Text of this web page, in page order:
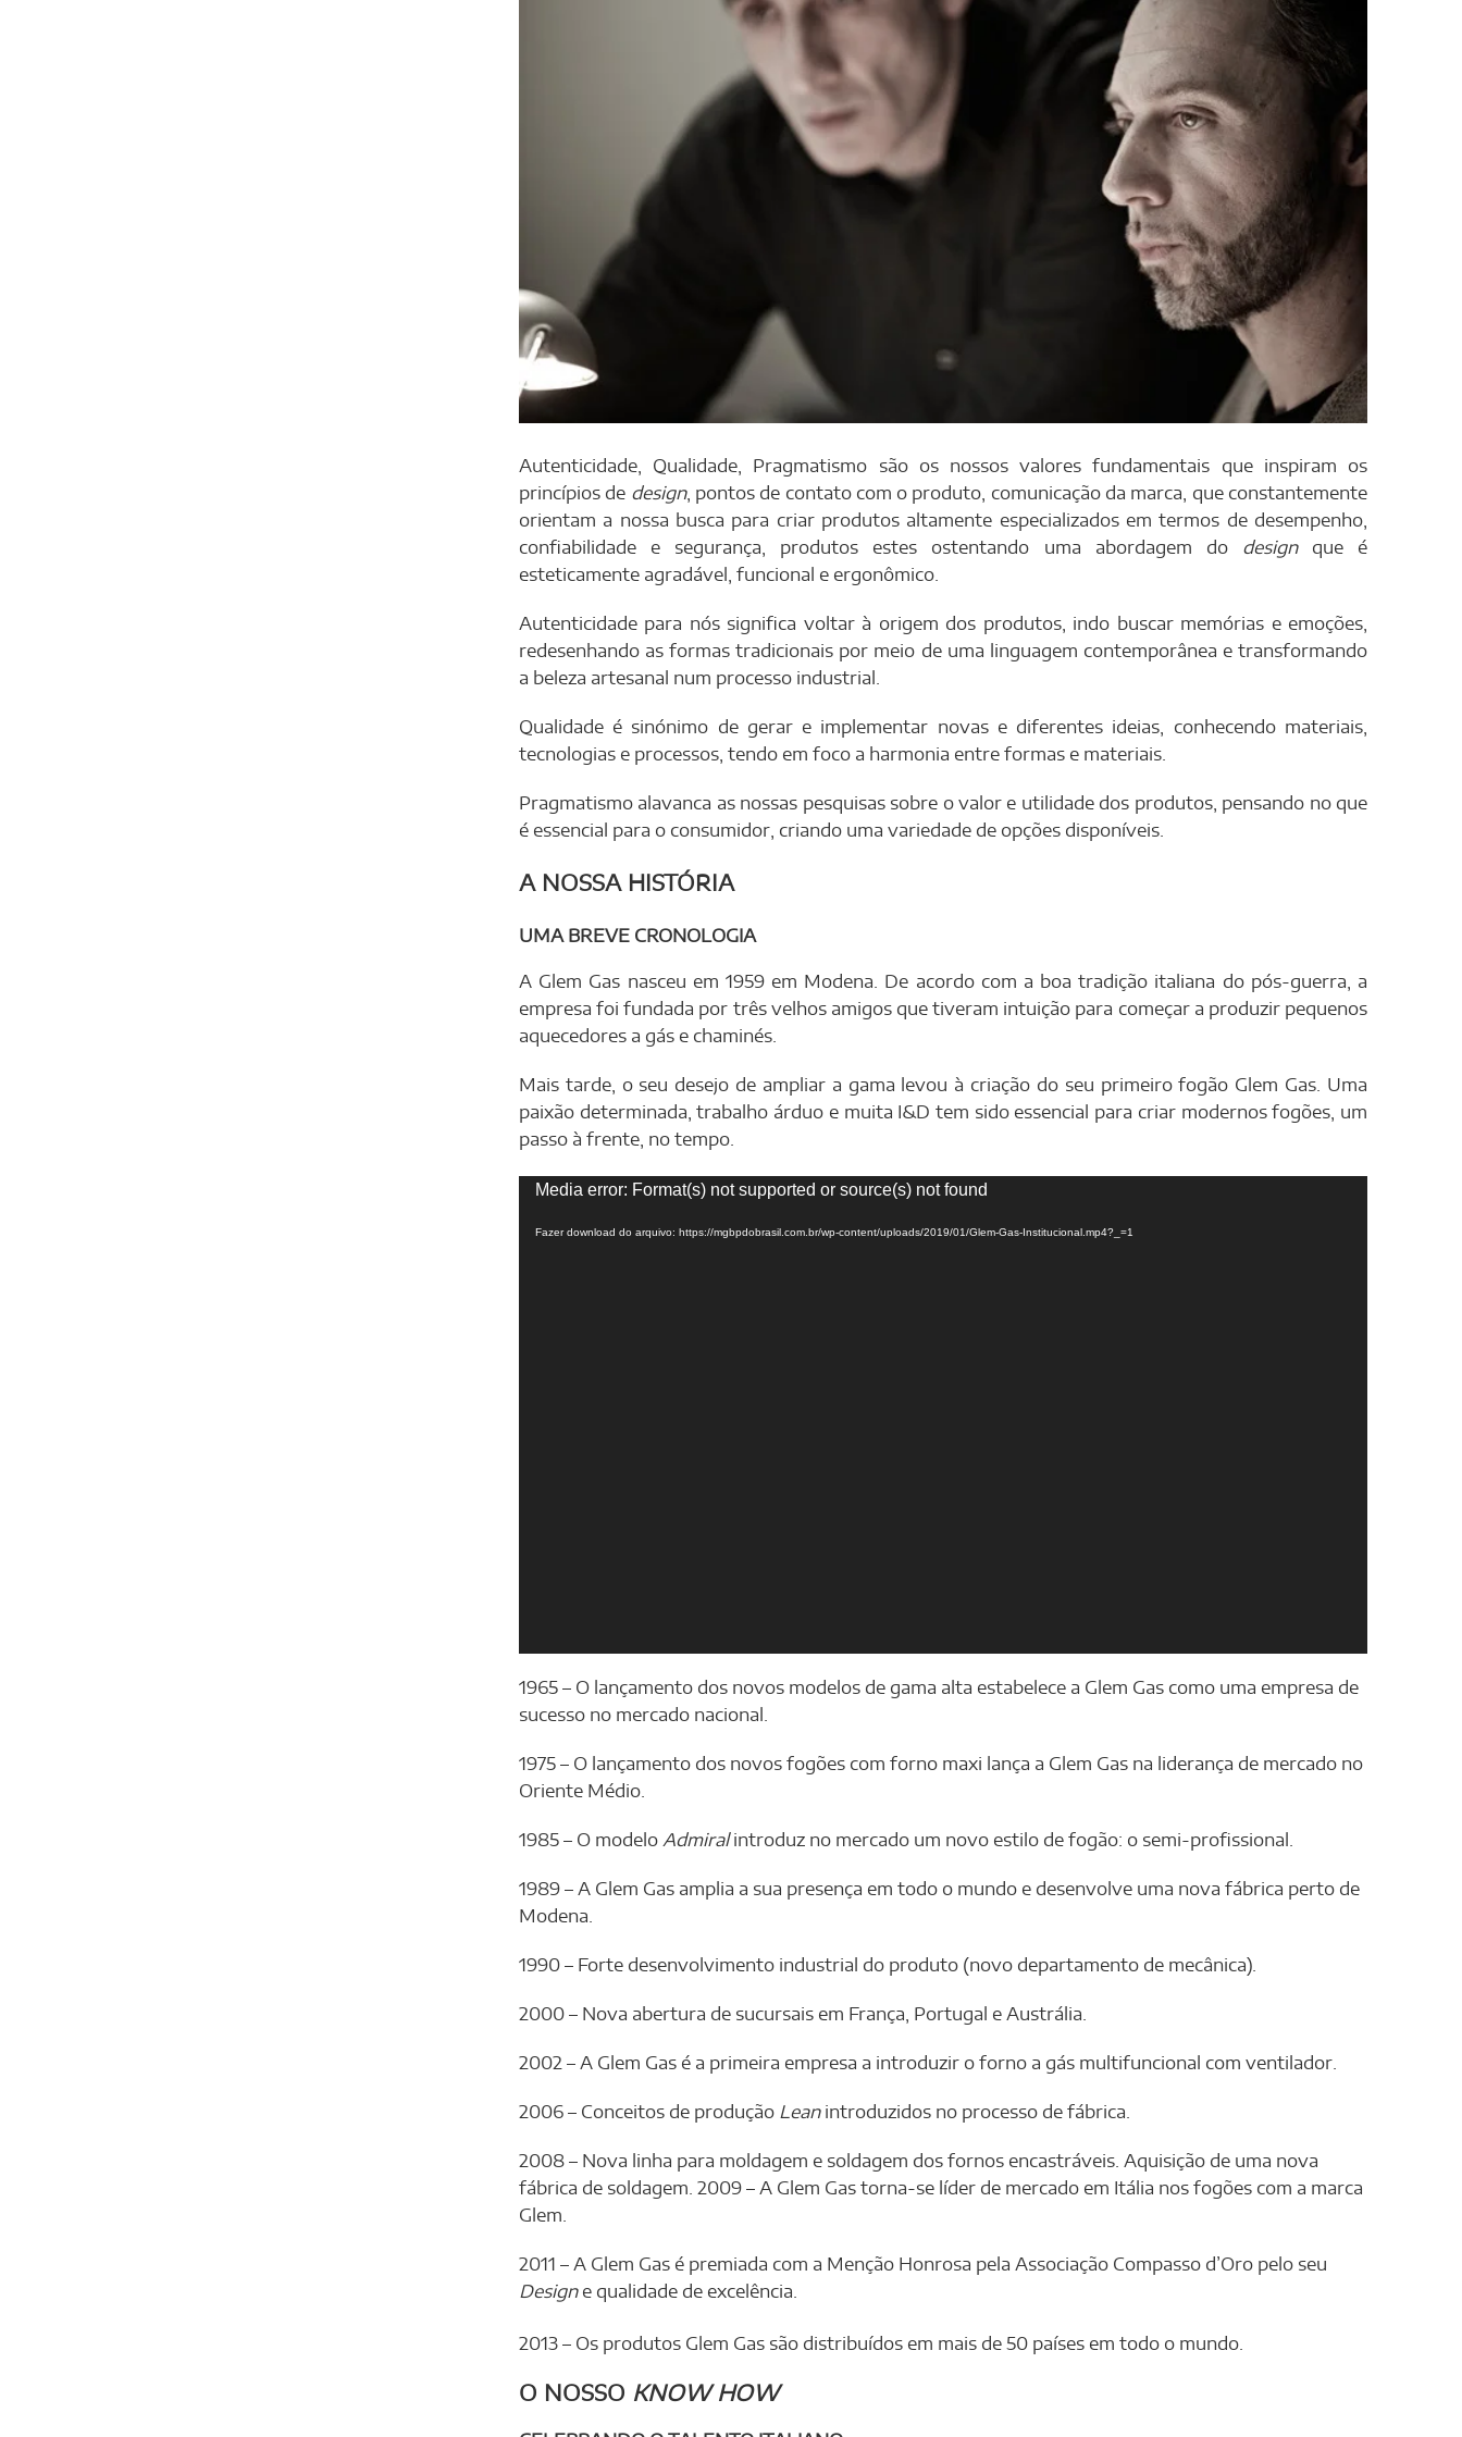
Autenticidade, Qualidade, Pragmatismo são os nossos valores fundamentais que inspiram os
princípios de design, pontos de contato com o produto, comunicação da marca, que constantemente
orientam a nossa busca para criar produtos altamente especializados em termos de desempenho,
confiabilidade e segurança, produtos estes ostentando uma abordagem do designque é
esteticamente agradável, funcional e ergonômico.
Autenticidade para nós significa voltar à origem dos produtos, indo buscar memórias e emoções,
redesenhando as formas tradicionais por meio de uma linguagem contemporânea e transformando
a beleza artesanal num processo industrial.
Qualidade é sinónimo de gerar e implementar novas e diferentes ideias, conhecendo materiais,
tecnologias e processos, tendo em foco a harmonia entre formas e materiais.
Pragmatismo alavanca as nossas pesquisas sobre o valor e utilidade dos produtos, pensando no que
é essencial para o consumidor, criando uma variedade de opções disponíveis.
A NOSSA HISTÓRIA
UMA BREVE CRONOLOGIA
A Glem Gas nasceu em 1959 em Modena. De acordo com a boa tradição italiana do pós-guerra, a
empresa foi fundada por três velhos amigos que tiveram intuição para começar a produzir pequenos
aquecedores a gás e chaminés.
Mais tarde, o seu desejo de ampliar a gama levou à criação do seu primeiro fogão Glem Gas. Uma
paixão determinada, trabalho árduo e muita I&D tem sido essencial para criar modernos fogões, um
passo à frente, no tempo.
Tocador
de
Media error: Format(s) not supported or source(s) not found
Fazer download do arquivo: https://mgbpdobrasil.com.br/wp-content/uploads/2019/01/Glem-Gas-Institucional.mp4?_=1
1965 – O lançamento dos novos modelos de gama alta estabelece a Glem Gas como uma empresa de
sucesso no mercado nacional.
1975 – O lançamento dos novos fogões com forno maxi lança a Glem Gas na liderança de mercado no
Oriente Médio.
1985 – O modelo Admiralintroduz no mercado um novo estilo de fogão: o semi-profissional.
1989 – A Glem Gas amplia a sua presença em todo o mundo e desenvolve uma nova fábrica perto de
Modena.
1990 – Forte desenvolvimento industrial do produto (novo departamento de mecânica).
2000 – Nova abertura de sucursais em França, Portugal e Austrália.
2002 – A Glem Gas é a primeira empresa a introduzir o forno a gás multifuncional com ventilador.
2006 – Conceitos de produção Leanintroduzidos no processo de fábrica.
2008 – Nova linha para moldagem e soldagem dos fornos encastráveis. Aquisição de uma nova
fábrica de soldagem. 2009 – A Glem Gas torna-se líder de mercado em Itália nos fogões com a marca
Glem.
2011 – A Glem Gas é premiada com a Menção Honrosa pela Associação Compasso d’Oro pelo seu
Designe qualidade de excelência.
2013 – Os produtos Glem Gas são distribuídos em mais de 50 países em todo o mundo.
O NOSSO KNOW HOW